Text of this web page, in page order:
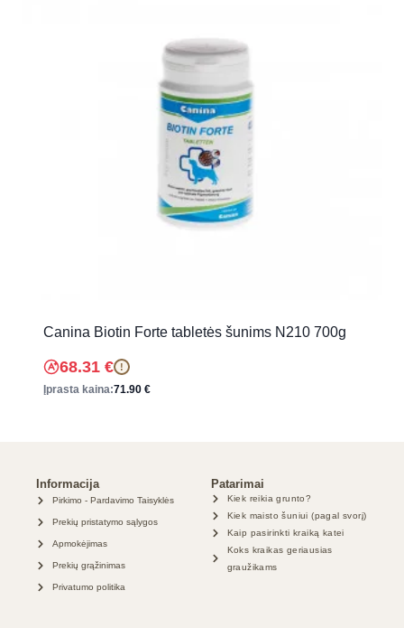
Canina Biotin Forte tabletės šunims N210 700g
68.31 € !
Įprasta kaina:71.90 €
Informacija
Pirkimo - Pardavimo Taisyklės
Prekių pristatymo sąlygos
Apmokėjimas
Prekių grąžinimas
Privatumo politika
Patarimai
Kiek reikia grunto?
Kiek maisto šuniui (pagal svorį)
Kaip pasirinkti kraiką katei
Koks kraikas geriausias
graužikams